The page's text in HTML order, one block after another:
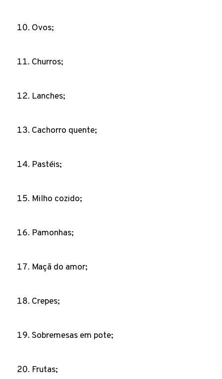
Ovos;
Churros;
Lanches;
Cachorro quente;
Pastéis;
Milho cozido;
Pamonhas;
Maçã do amor;
Crepes;
Sobremesas em pote;
Frutas;